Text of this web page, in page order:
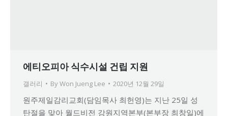
에티오피아 식수시설 건립 지원
갤러리 ByWon Jueng Lee 2020년 12월 29일
원주제일감리교회(담임목사 최헌영)는 지난 25일 성
탄절을 맞아 월드비전 강원지역본부(본부장 최창일)에